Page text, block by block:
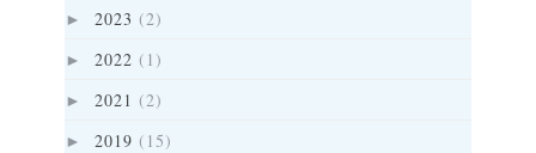
► 2023 (2)
► 2022 (1)
► 2021 (2)
► 2019 (15)